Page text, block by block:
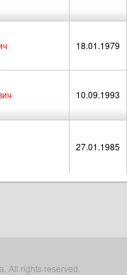
18.01.1979
10.09.1993
27.01.1985
All rights reserved.